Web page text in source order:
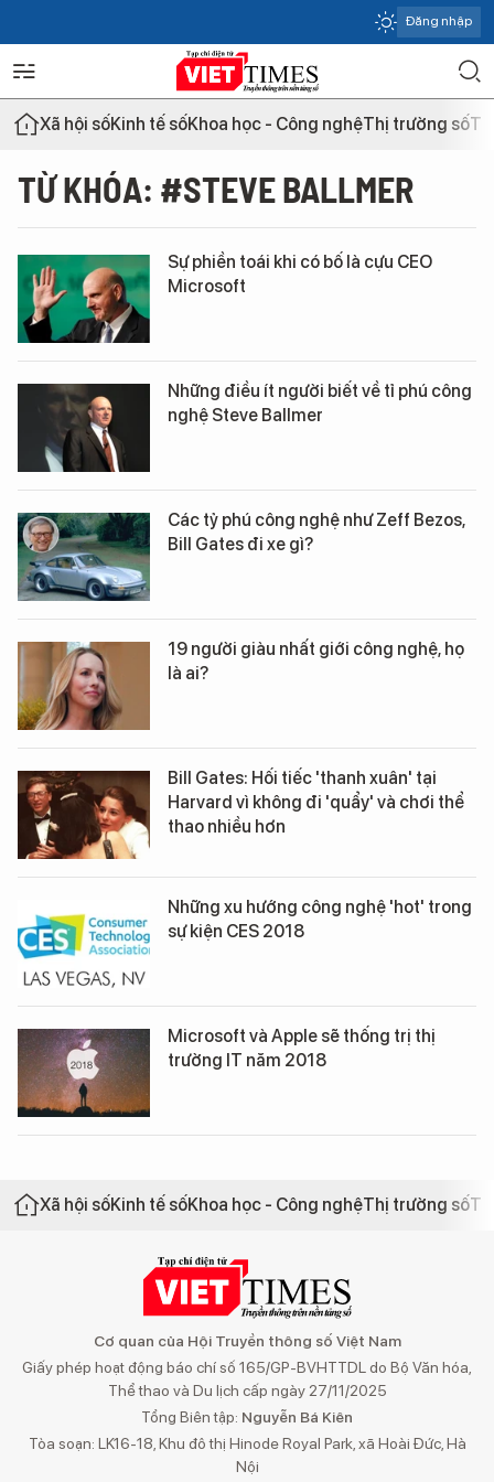
Đăng nhập
Xã hội sốKinh tế sốKhoa học - Công nghệThị trường số
TỪ KHÓA: #STEVE BALLMER
Sự phiền toái khi có bố là cựu CEO
Microsoft
Những điều ít người biết về tỉ phú công
nghệ Steve Ballmer
Các tỷ phú công nghệ như Zeff Bezos,
Bill Gates đi xe gì?
19 người giàu nhất giới công nghệ, họ
là ai?
Bill Gates: Hối tiếc 'thanh xuân' tại
Harvard vì không đi 'quẩy' và chơi thể
thao nhiều hơn
Những xu hướng công nghệ 'hot' trong
sự kiện CES 2018
Microsoft và Apple sẽ thống trị thị
trường IT năm 2018
Xã hội sốKinh tế sốKhoa học - Công nghệThị trường số
Cơ quan của Hội Truyền thông số Việt Nam
Giấy phép hoạt động báo chí số 165/GP-BVHTTDL do Bộ Văn hóa,
Thể thao và Du lịch cấp ngày 27/11/2025
Tổng Biên tập: Nguyễn Bá Kiên
Tòa soạn: LK16-18, Khu đô thị Hinode Royal Park, xã Hoài Đức, Hà
Nội